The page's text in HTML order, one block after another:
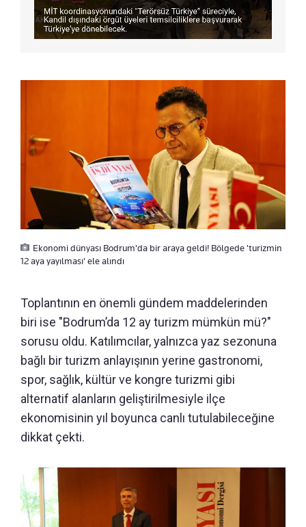
Ekonomi dünyası Bodrum'da bir araya geldi! Bölgede 'turizmin
12 aya yayılması' ele alındı
Toplantının en önemli gündem maddelerinden
biri ise "Bodrum’da 12 ay turizm mümkün mü?"
sorusu oldu. Katılımcılar, yalnızca yaz sezonuna
bağlı bir turizm anlayışının yerine gastronomi,
spor, sağlık, kültür ve kongre turizmi gibi
alternatif alanların geliştirilmesiyle ilçe
ekonomisinin yıl boyunca canlı tutulabileceğine
dikkat çekti.